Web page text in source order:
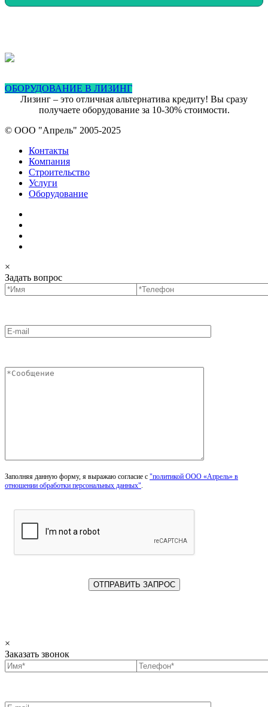
ОБОРУДОВАНИЕ В ЛИЗИНГ
Лизинг – это отличная альтернатива кредиту! Вы сразу
получаете оборудование за 10-30% стоимости.
© ООО "Апрель" 2005-2025
Контакты
Компания
Строительство
Услуги
Оборудование
×
Задать вопрос
Заполняя данную форму, я выражаю согласие с "политикой ООО «Апрель» в
отношении обработки персональных данных".
×
Заказать звонок